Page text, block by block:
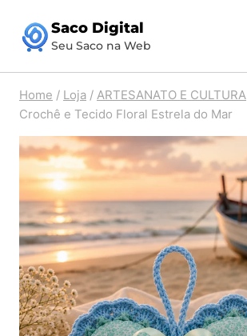
para
Conteúdo
Saco Digital
Seu Saco na Web
Home / Loja / ARTESANATO E CULTURA
Crochê e Tecido Floral Estrela do Mar